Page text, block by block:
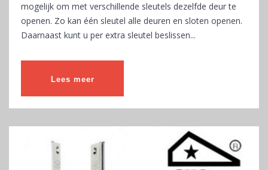
mogelijk om met verschillende sleutels dezelfde deur te
openen. Zo kan één sleutel alle deuren en sloten openen.
Daarnaast kunt u per extra sleutel beslissen...
Lees meer